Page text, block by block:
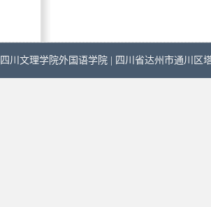
川文理学院外国语学院 | 四川省达州市通川区